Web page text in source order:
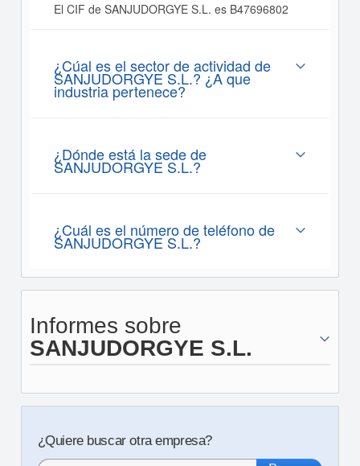
El CIF de SANJUDORGYE S.L. es B47696802
¿Cúal es el sector de actividad de
SANJUDORGYE S.L.? ¿A que
industria pertenece?
¿Dónde está la sede de
SANJUDORGYE S.L.?
¿Cuál es el número de teléfono de
SANJUDORGYE S.L.?
Informes sobre
SANJUDORGYE S.L.
¿Quiere buscar otra empresa?